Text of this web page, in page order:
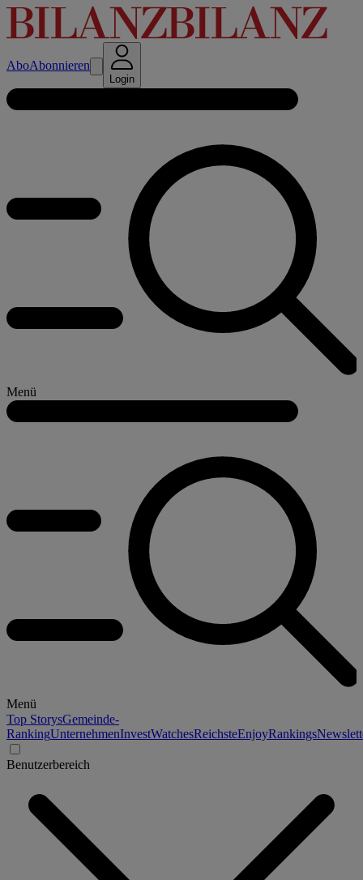
AboAbonnieren
Login
Menü
Menü
Top StorysGemeinde-
RankingUnternehmenInvestWatchesReichsteEnjoyRankings
Benutzerbereich